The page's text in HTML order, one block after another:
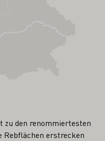
zu den renommiertesten
Rebflächen erstrecken